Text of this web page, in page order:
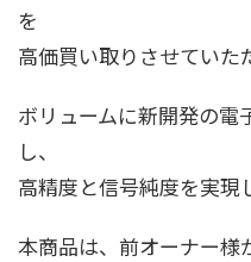
を
高価買い取りさせていた
ボリュームに新開発の電
し、
高精度と信号純度を実現
本商品は、前オーナー様